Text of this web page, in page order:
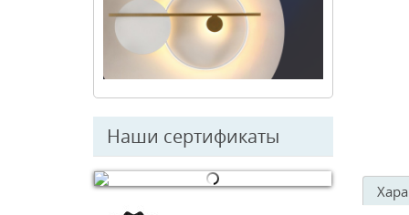
Наши сертификаты